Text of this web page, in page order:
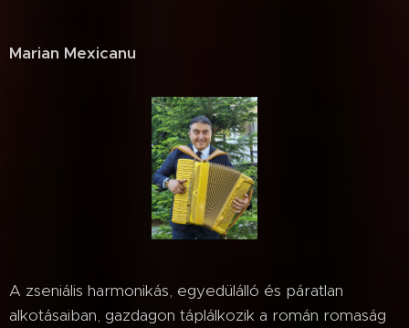
Marian Mexicanu
A zseniális harmonikás, egyedülálló és páratlan
alkotásaiban, gazdagon táplálkozik a román romaság